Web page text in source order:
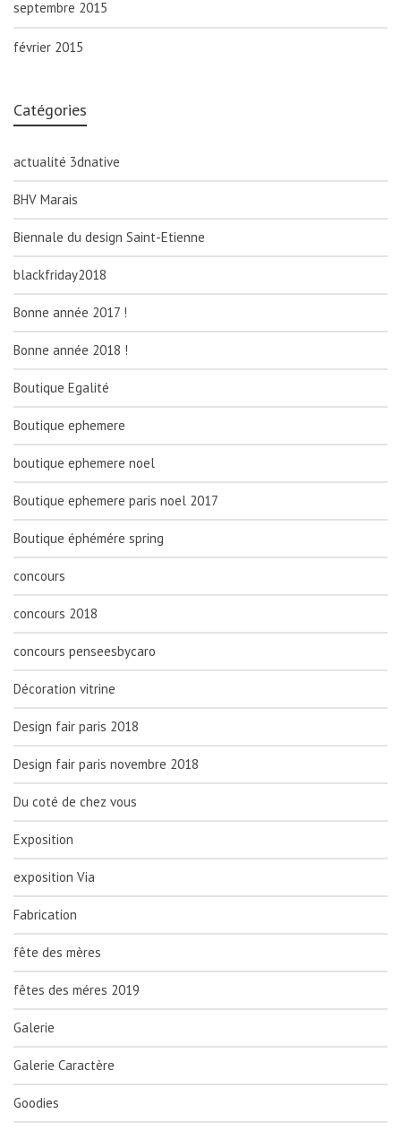
septembre 2015
février 2015
Catégories
actualité 3dnative
BHV Marais
Biennale du design Saint-Etienne
blackfriday2018
Bonne année 2017 !
Bonne année 2018 !
Boutique Egalité
Boutique ephemere
boutique ephemere noel
Boutique ephemere paris noel 2017
Boutique éphémére spring
concours
concours 2018
concours penseesbycaro
Décoration vitrine
Design fair paris 2018
Design fair paris novembre 2018
Du coté de chez vous
Exposition
exposition Via
Fabrication
fête des mères
fêtes des méres 2019
Galerie
Galerie Caractère
Goodies